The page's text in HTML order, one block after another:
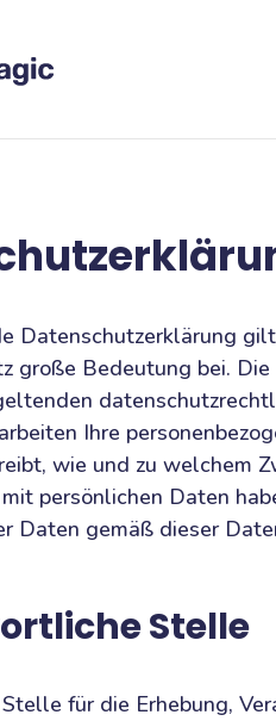
Datenschutzerklärung
große Bedeutung bei.
Ihre
wie und zu welchem
persönlichen Daten
Daten gemäß dieser
Stelle
für die Erhebung,